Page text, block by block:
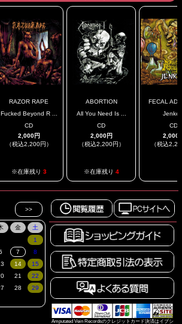
RAZOR RAPE
Fucked Beyond R ...
CD
2,000円
（税込2,200円）
※在庫残り 3
ABORTION
All You Need Is ...
CD
2,000円
（税込2,200円）
※在庫残り 4
FECAL
CD
2,000
（税込
Amputated Vein Recordsのクレジットカード決済はイプシ